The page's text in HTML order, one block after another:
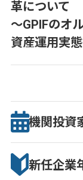
革について
～GPIFのオ
資産運用実
機関投資
新任企業